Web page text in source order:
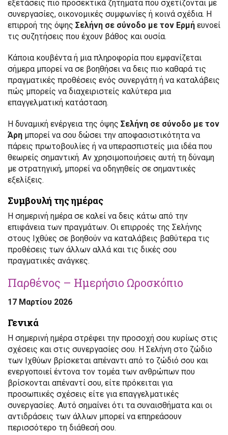
εξετάσεις πιο προσεκτικά ζητήματα που σχετίζονται με
συνεργασίες, οικονομικές συμφωνίες ή κοινά σχέδια. Η
επιρροή της όψης Σελήνη σε σύνοδο με τον Ερμή ευνοεί
τις συζητήσεις που έχουν βάθος και ουσία.
Κάποια κουβέντα ή μια πληροφορία που εμφανίζεται
σήμερα μπορεί να σε βοηθήσει να δεις πιο καθαρά τις
πραγματικές προθέσεις ενός συνεργάτη ή να καταλάβεις
πώς μπορείς να διαχειριστείς καλύτερα μια
επαγγελματική κατάσταση.
Η δυναμική ενέργεια της όψης Σελήνη σε σύνοδο με τον
Άρη μπορεί να σου δώσει την αποφασιστικότητα να
πάρεις πρωτοβουλίες ή να υπερασπιστείς μια ιδέα που
θεωρείς σημαντική. Αν χρησιμοποιήσεις αυτή τη δύναμη
με στρατηγική, μπορεί να οδηγηθείς σε σημαντικές
εξελίξεις.
Συμβουλή της ημέρας
Η σημερινή ημέρα σε καλεί να δεις κάτω από την
επιφάνεια των πραγμάτων. Οι επιρροές της Σελήνης
στους Ιχθύες σε βοηθούν να καταλάβεις βαθύτερα τις
προθέσεις των άλλων αλλά και τις δικές σου
πραγματικές ανάγκες.
Παρθένος – Ημερήσιο Ωροσκόπιο
17 Μαρτίου 2026
Γενικά
Η σημερινή ημέρα στρέφει την προσοχή σου κυρίως στις
σχέσεις και στις συνεργασίες σου. Η Σελήνη στο ζώδιο
των Ιχθύων βρίσκεται απέναντι από το ζώδιό σου και
ενεργοποιεί έντονα τον τομέα των ανθρώπων που
βρίσκονται απέναντί σου, είτε πρόκειται για
προσωπικές σχέσεις είτε για επαγγελματικές
συνεργασίες. Αυτό σημαίνει ότι τα συναισθήματα και οι
αντιδράσεις των άλλων μπορεί να επηρεάσουν
περισσότερο τη διάθεσή σου.